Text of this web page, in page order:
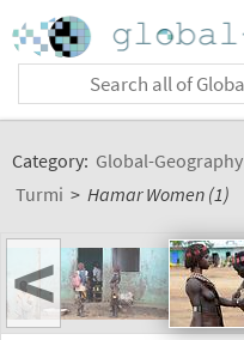
Category: Global-Geography
Turmi > Hamar Women (1)
<